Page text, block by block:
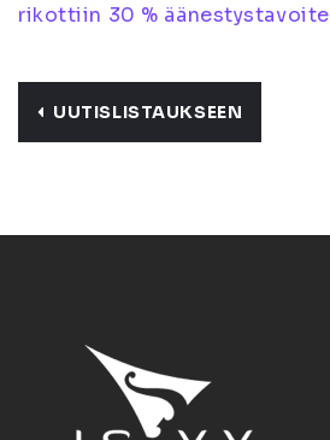
rikottiin 30 % äänestystavoite
UUTISLISTAUKSEEN